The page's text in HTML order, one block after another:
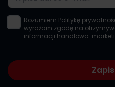
Rozumiem Politykę
wyrażam zgodę na
informacji handlowo-